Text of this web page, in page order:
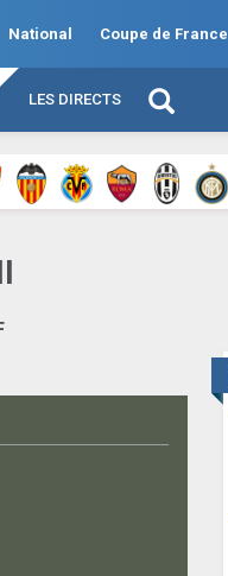
National Coupe de France
LES DIRECTS